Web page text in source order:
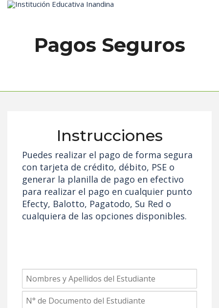
Inicio
Pagos Seguros
Instrucciones
Puedes realizar el pago de forma segura
con tarjeta de crédito, débito, PSE o
generar la planilla de pago en efectivo
para realizar el pago en cualquier punto
Efecty, Balotto, Pagatodo, Su Red o
cualquiera de las opciones disponibles.